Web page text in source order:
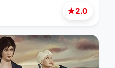
★2.0